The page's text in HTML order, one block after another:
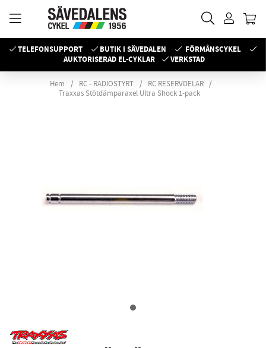
TELEFONSUPPORT BUTIK I SÄVEDALEN
FÖRMÅNSCYKEL
AUKTORISERAD EL-CYKLAR
VERKSTAD
Hem RC - RADIOSTYRT
RC RESERVDELAR
Traxxas Stötdämparaxel Ultra Shock 1-pack